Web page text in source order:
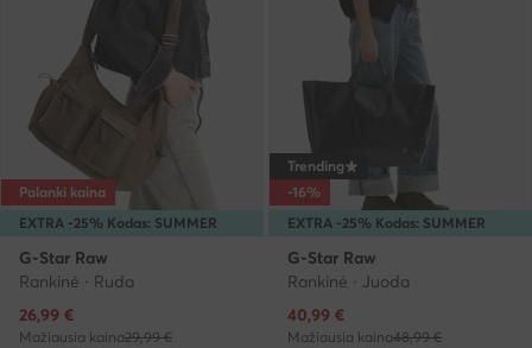
EXTRA -25% Kodas: SUMMER
Palanki kaina
G-Star Raw
Rankinė · Ruda
Dabartinė kaina
26,99 €
Mažiausia kaina29,99 €
EXTRA -25% Kodas: SUMMER
Trending
-16%
G-Star Raw
Rankinė · Juoda
Dabartinė kaina
40,99 €
Mažiausia kaina48,99 €